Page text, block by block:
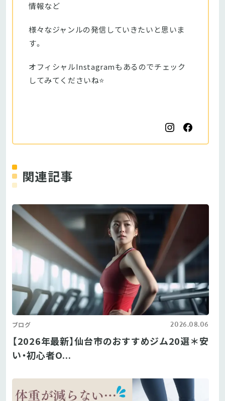
情報など
様々なジャンルの発信していきたいと思いま
す。
オフィシャルInstagramもあるのでチェック
してみてくださいね⭐
関連記事
ブログ 2026.08.06
【2026年最新】仙台市のおすすめジム20選＊安
い・初心者O...